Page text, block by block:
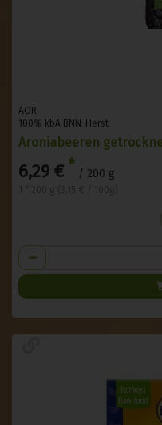
AOR
100% kbA BNN-Herst
Aroniabeeren
6,29 € * / 200 g
Anzahl